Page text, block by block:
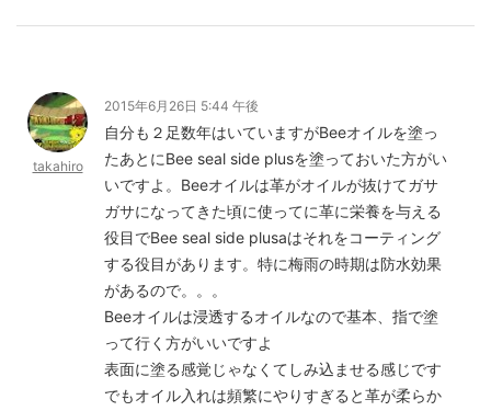
takahiro
2015年6月26日 5:44 午後
自分も２足数年はいていますがBeeオイルを塗っ
たあとにBee seal side plusを塗っておいた方がい
いですよ。Beeオイルは革がオイルが抜けてガサ
ガサになってきた頃に使ってに革に栄養を与える
役目でBee seal side plusaはそれをコーティング
する役目があります。特に梅雨の時期は防水効果
があるので。。。
Beeオイルは浸透するオイルなので基本、指で塗
って行く方がいいですよ
表面に塗る感覚じゃなくてしみ込ませる感じです
でもオイル入れは頻繁にやりすぎると革が柔らか